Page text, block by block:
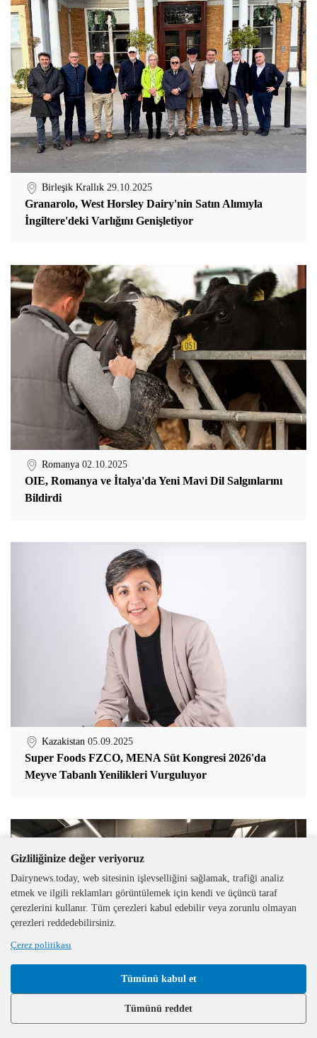
Birleşik Krallık 29.10.2025
Granarolo, West Horsley Dairy'nin Satın Alımıyla
İngiltere'deki Varlığını Genişletiyor
Romanya 02.10.2025
OIE, Romanya ve İtalya'da Yeni Mavi Dil Salgınlarını
Bildirdi
Kazakistan 05.09.2025
Super Foods FZCO, MENA Süt Kongresi 2026'da
Meyve Tabanlı Yenilikleri Vurguluyor
Gizliliğinize değer veriyoruz
Dairynews.today, web sitesinin işlevselliğini sağlamak, trafiği analiz
etmek ve ilgili reklamları görüntülemek için kendi ve üçüncü taraf
çerezlerini kullanır. Tüm çerezleri kabul edebilir veya zorunlu olmayan
çerezleri reddedebilirsiniz.
Çerez politikası
Tümünü kabul et
Tümünü reddet